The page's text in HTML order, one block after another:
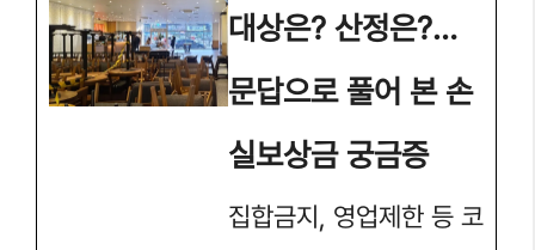
대상은? 산정은?…
문답으로 풀어 본 손
실보상금 궁금증
집합금지, 영업제한 등 코